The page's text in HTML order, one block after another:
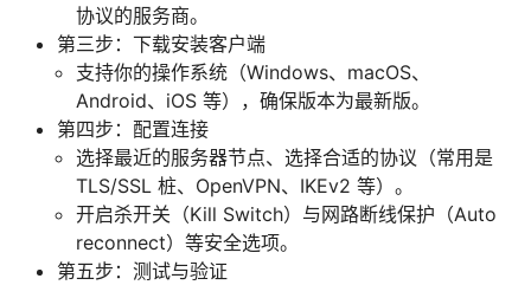
协议的服务商。
第三步：下载安装客户端
支持你的操作系统（Windows、macOS、
Android、iOS 等），确保版本为最新版。
第四步：配置连接
选择最近的服务器节点、选择合适的协议（常用是
TLS/SSL 桩、OpenVPN、IKEv2 等）。
开启杀开关（Kill Switch）与网路断线保护（Auto
reconnect）等安全选项。
第五步：测试与验证